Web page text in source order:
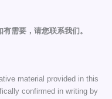
需要，请您联系我们。
material provided in this
confirmed in writing by